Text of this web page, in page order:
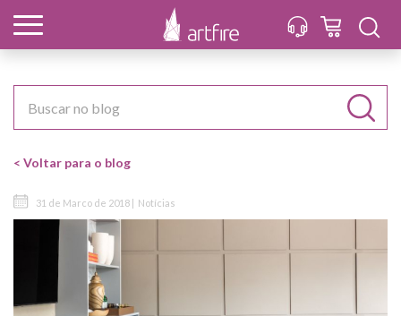
< Voltar para o blog
31 de Marco de 2018 | Notícias